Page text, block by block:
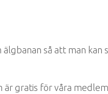
så att man kan
är gratis för våra